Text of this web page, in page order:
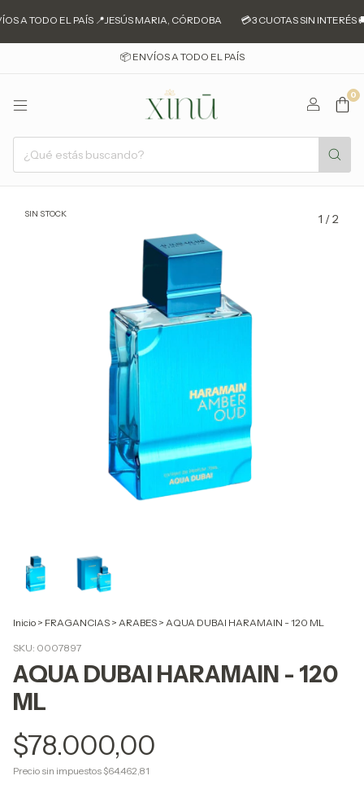
A TODO EL PAÍS 📍JESÚS MARIA, CÓRDOBA 💳3 CUOTAS SIN INTERÉS
📦 ENVÍOS A TODO EL PAÍS
0
SIN STOCK 1 /2
Inicio > FRAGANCIAS > ARABES > AQUA DUBAI HARAMAIN - 120 ML
SKU: 0007897
AQUA DUBAI HARAMAIN - 120
ML
$78.000,00
Precio sin impuestos $64.462,81